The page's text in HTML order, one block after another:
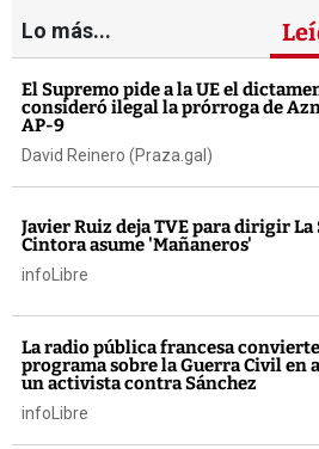
Lo más...
El Supremo pide a la UE el
consideró ilegal la prórroga de
AP-9
David Reinero (Praza.gal)
Javier Ruiz deja TVE para dirigir La
Cintora asume 'Mañaneros'
infoLibre
La radio pública francesa
programa sobre la Guerra Civil en
un activista contra Sánchez
infoLibre